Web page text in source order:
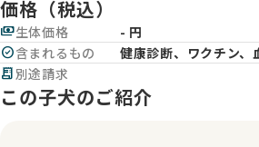
価格（税込）
payments生体価格
- 円
check_circle含まれるもの
健康診断、ワクチン、
receipt_long別途請求
この子犬のご紹介